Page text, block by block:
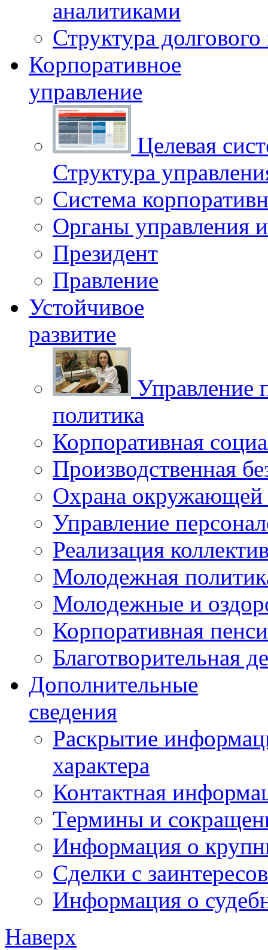
аналитиками
Структура
Корпоративное
управление
Целевая
Структура
Система
Органы управления
Президент
Правление
Устойчивое
развитие
Управление
политика
Корпоративная
Производственная
Охрана окружающей
Управление
Реализация
Молодежная
Молодежные и
Корпоративная
Благотворительная
Дополнительные
сведения
Раскрытие
характера
Контактная
Термины и
Информация о
Сделки с
Информация о
Наверх